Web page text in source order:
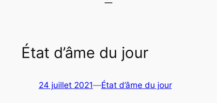
État d’âme du jour
24 juillet 2021—État d’âme du jour